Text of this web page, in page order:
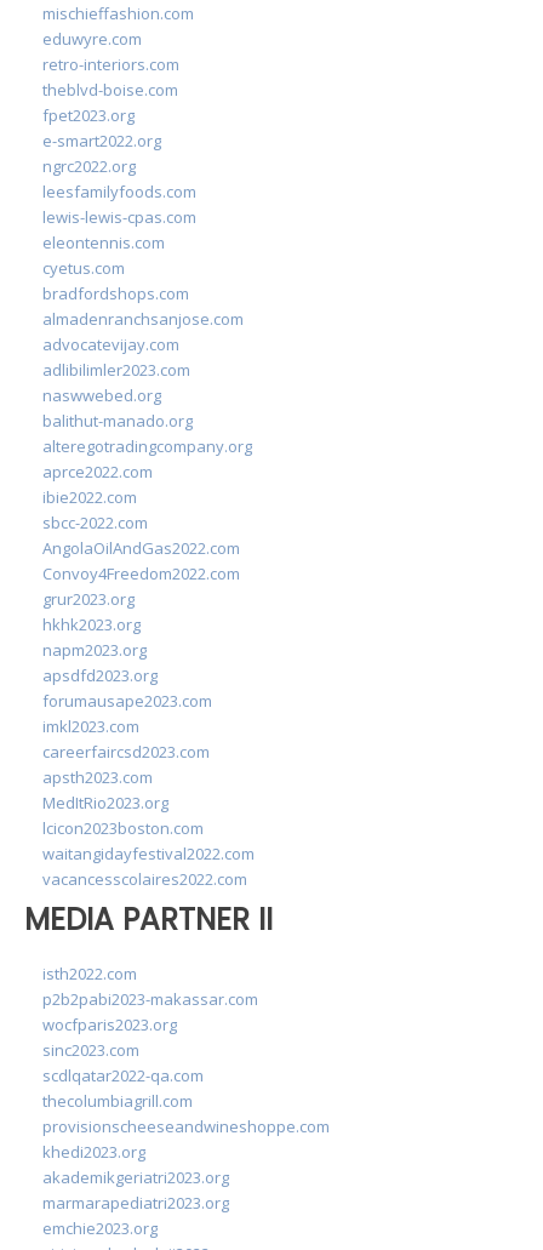
mischieffashion.com
eduwyre.com
retro-interiors.com
theblvd-boise.com
fpet2023.org
e-smart2022.org
ngrc2022.org
leesfamilyfoods.com
lewis-lewis-cpas.com
eleontennis.com
cyetus.com
bradfordshops.com
almadenranchsanjose.com
advocatevijay.com
adlibilimler2023.com
naswwebed.org
balithut-manado.org
alteregotradingcompany.org
aprce2022.com
ibie2022.com
sbcc-2022.com
AngolaOilAndGas2022.com
Convoy4Freedom2022.com
grur2023.org
hkhk2023.org
napm2023.org
apsdfd2023.org
forumausape2023.com
imkl2023.com
careerfaircsd2023.com
apsth2023.com
MedItRio2023.org
lcicon2023boston.com
waitangidayfestival2022.com
vacancesscolaires2022.com
MEDIA PARTNER II
isth2022.com
p2b2pabi2023-makassar.com
wocfparis2023.org
sinc2023.com
scdlqatar2022-qa.com
thecolumbiagrill.com
provisionscheeseandwineshoppe.com
khedi2023.org
akademikgeriatri2023.org
marmarapediatri2023.org
emchie2023.org